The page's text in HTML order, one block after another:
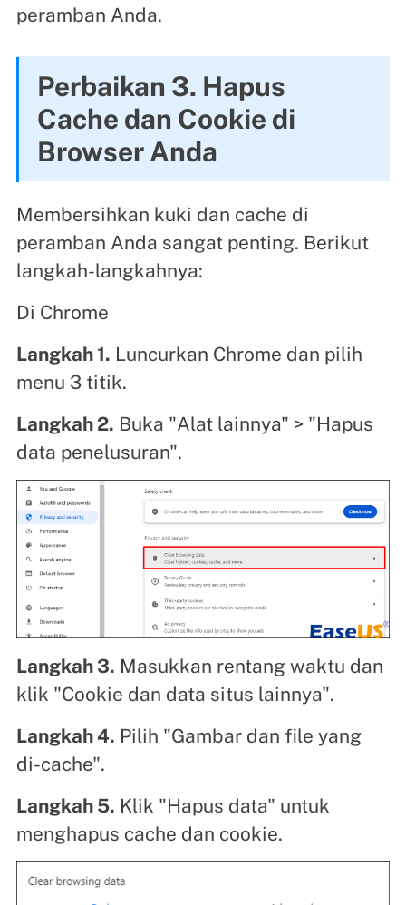
peramban Anda.
Perbaikan 3. Hapus
Cache dan Cookie di
Browser Anda
Membersihkan kuki dan cache di
peramban Anda sangat penting. Berikut
langkah-langkahnya:
Di Chrome
Langkah 1. Luncurkan Chrome dan pilih
menu 3 titik.
Langkah 2. Buka "Alat lainnya" > "Hapus
data penelusuran".
Langkah 3. Masukkan rentang waktu dan
klik "Cookie dan data situs lainnya".
Langkah 4. Pilih "Gambar dan file yang
di-cache".
Langkah 5. Klik "Hapus data" untuk
menghapus cache dan cookie.